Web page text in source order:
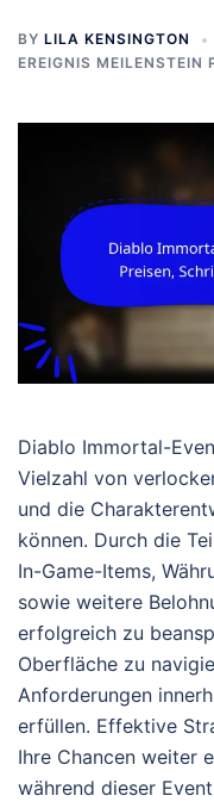
BY LILA KENSINGTON
EREIGNIS MEILENSTEIN
Diablo Immortal-
Vielzahl von
und die
können. Durch die
In-Game-Items,
sowie weitere
erfolgreich zu
Oberfläche zu
Anforderungen
erfüllen. Effektive
Ihre Chancen weiter
während dieser